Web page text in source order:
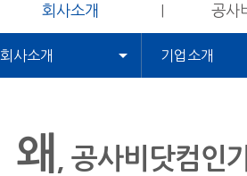
회사소개 공사
회사소개 기업소개
왜 , 공사비닷컴인